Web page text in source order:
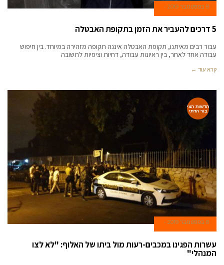
8 בספטמבר 2019
5 דרכים להעביר את הזמן בתקופת האבטלה
עבור רבים מאיתנו, תקופת האבטלה איננה תקופה מזהירה במיוחד. בין חיפוש
עבודה אחד לאחר, בין ראיונות עבודה, דחיות וציפיות לתשובה
קרא עוד ←
חדשות הצי
בור הדתי
8 בספטמבר 2019
עשרות הפגינו במכבים-רעות מול ביתו של האלוף: "לא לצו
המנהלי"